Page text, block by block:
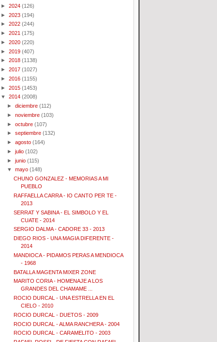
► 2024 (126)
► 2023 (194)
► 2022 (244)
► 2021 (175)
► 2020 (220)
► 2019 (407)
► 2018 (1138)
► 2017 (1027)
► 2016 (1155)
► 2015 (1453)
▼ 2014 (2008)
►diciembre (112)
►noviembre (103)
►octubre (107)
►septiembre (132)
►agosto (164)
►julio (102)
►junio (115)
▼mayo (148)
CHUNO GONZALEZ - MEMORIAS A MI
PUEBLO
RAFFAELLA CARRA - IO CANTO PER TE -
2013
SERRAT Y SABINA - EL SIMBOLO Y EL
CUATE - 2014
SERGIO DALMA - CADORE 33 - 2013
DIEGO RIOS - UNA MAGIA DIFERENTE -
2014
MANDIOCA - PIDAMOS PERAS A MENDIOCA
- 1968
BATALLA MAGENTA MIXER ZONE
MARITO CORIA - HOMENAJE A LOS
GRANDES DEL CHAMAME ...
ROCIO DURCAL - UNA ESTRELLA EN EL
CIELO - 2010
ROCIO DURCAL - DUETOS - 2009
ROCIO DURCAL - ALMA RANCHERA - 2004
ROCIO DURCAL - CARAMELITO - 2003